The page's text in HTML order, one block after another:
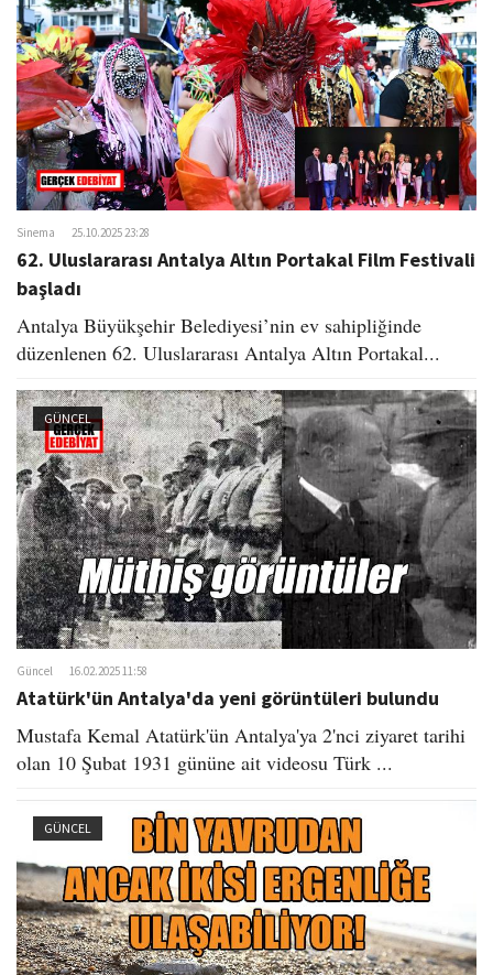
o
n
Sinema 25.10.2025 23:28
62. Uluslararası Antalya Altın Portakal Film Festivali
başladı
Antalya Büyükşehir Belediyesi’nin ev sahipliğinde
düzenlenen 62. Uluslararası Antalya Altın Portakal...
GÜNCEL
Güncel 16.02.2025 11:58
Atatürk'ün Antalya'da yeni görüntüleri bulundu
Mustafa Kemal Atatürk'ün Antalya'ya 2'nci ziyaret tarihi
olan 10 Şubat 1931 gününe ait videosu Türk ...
GÜNCEL